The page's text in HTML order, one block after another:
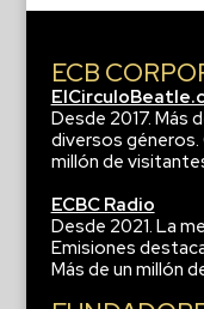
ECB
Desde 2017. Más
diversos géneros.
millón de
ECBC Radio
Desde 2021. La
Emisiones
Más de un millón